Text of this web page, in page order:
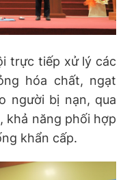
trực tiếp xử lý các
hóa chất, ngạt
người bị nạn, qua
khả năng phối hợp
khẩn cấp.